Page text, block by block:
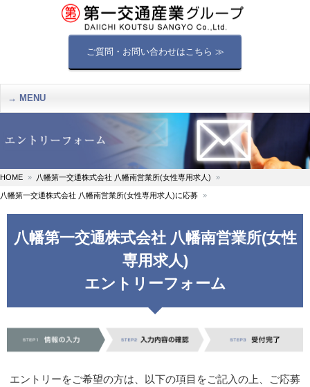
ご質問・お問い合わせはこちら ≫
MENU
HOME 八幡第一交通株式会社 八幡南営業所(女性専用求人)
八幡第一交通株式会社 八幡南営業所(女性専用求人)に応募
八幡第一交通株式会社 八幡南営業所(女性
専用求人)
エントリーフォーム
エントリーをご希望の方は、以下の項目をご記入の上、ご応募